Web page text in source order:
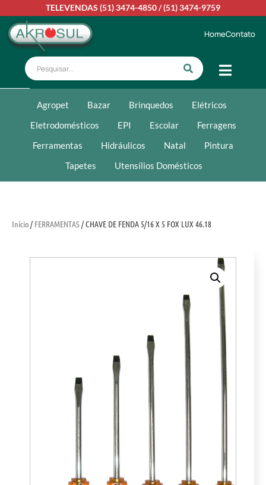
TELEVENDAS (51) 3474-4850/(51) 3474-9759
HomeContato
Agropet Bazar Brinquedos
Elétricos
Eletrodomésticos
EPI Escolar
Ferragens
Ferramentas
Hidráulicos Natal
Pintura
Tapetes
Utensílios Domésticos
Início/ FERRAMENTAS/ CHAVE DE FENDA 5/16 X 5 FOX LUX 46.18